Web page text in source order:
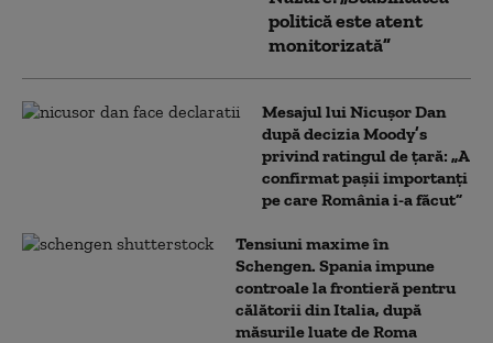
politică este atent
monitorizată”
Mesajul lui Nicușor Dan
după decizia Moody’s
privind ratingul de țară: „A
confirmat pașii importanți
pe care România i-a făcut”
Tensiuni maxime în
Schengen. Spania impune
controale la frontieră pentru
călătorii din Italia, după
măsurile luate de Roma